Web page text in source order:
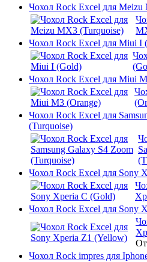
Чохол Rock Excel для Meizu
Чохол Rock Excel для Miui I
Чохол Rock Excel для Miui
Чохол Rock Excel для
(Turquoise)
Чохол Rock Excel для Sony
Чохол Rock Excel для Sony
Чохол Rock impres для